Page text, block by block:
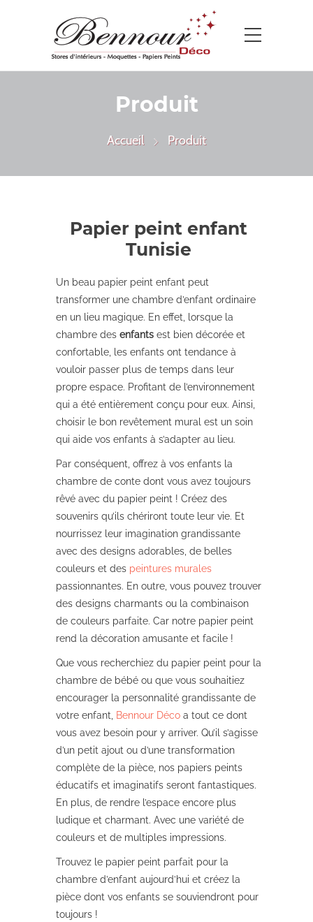
Produit
Accueil Produit
Papier peint enfant
Tunisie
Un beau papier peint enfant peut
transformer une chambre d’enfant ordinaire
en un lieu magique. En effet, lorsque la
chambre des enfants est bien décorée et
confortable, les enfants ont tendance à
vouloir passer plus de temps dans leur
propre espace. Profitant de l’environnement
qui a été entièrement conçu pour eux. Ainsi,
choisir le bon revêtement mural est un soin
qui aide vos enfants à s’adapter au lieu.
Par conséquent, offrez à vos enfants la
chambre de conte dont vous avez toujours
rêvé avec du papier peint ! Créez des
souvenirs qu’ils chériront toute leur vie. Et
nourrissez leur imagination grandissante
avec des designs adorables, de belles
couleurs et des peintures murales
passionnantes. En outre, vous pouvez trouver
des designs charmants ou la combinaison
de couleurs parfaite. Car notre papier peint
rend la décoration amusante et facile !
Que vous recherchiez du papier peint pour la
chambre de bébé ou que vous souhaitiez
encourager la personnalité grandissante de
votre enfant,
Bennour Déco a tout ce dont
vous avez besoin pour y arriver. Qu’il s’agisse
d’un petit ajout ou d’une transformation
complète de la pièce, nos papiers peints
éducatifs et imaginatifs seront fantastiques.
En plus, de rendre l’espace encore plus
ludique et charmant. Avec une variété de
couleurs et de multiples impressions.
Trouvez le papier peint parfait pour la
chambre d’enfant aujourd’hui et créez la
pièce dont vos enfants se souviendront pour
toujours !